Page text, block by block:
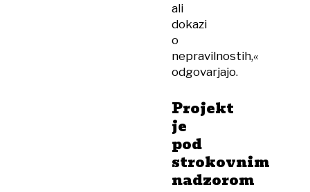
ali
dokazi
o
nepravilnostih,«
odgovarjajo.
Projekt
je
pod
strokovnim
nadzorom